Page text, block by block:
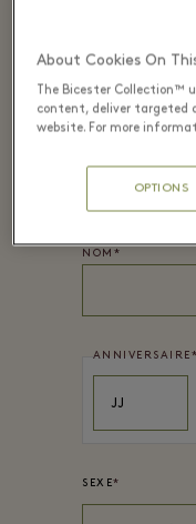
NOM *
ANNIVERSAIRE*
Day
JJ
SEXE*
About Cookies On
The Bicester Collection™
content, deliver targeted
website. For more
OPTIONS